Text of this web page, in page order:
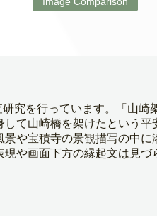
究を行っています。「山崎
て山崎橋を架けたという
や宝積寺の景観描写の中
や画面下方の縁起文は見